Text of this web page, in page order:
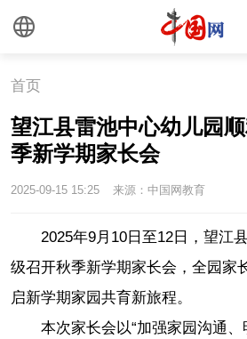
首页
望江县雷池中心幼儿园
季新学期家长会
2025-09-15 15:25 来源：中国网教育
2025年9月10日至12日，望江
级召开秋季新学期家长会，全园家
启新学期家园共育新旅程。
本次家长会以“加强家园沟通